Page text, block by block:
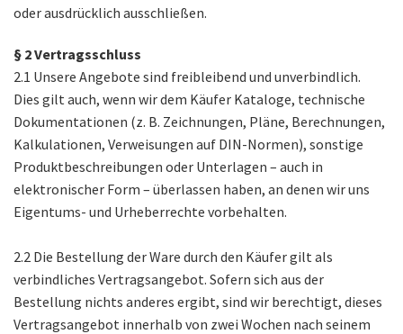
oder ausdrücklich ausschließen.
§ 2 Vertragsschluss
2.1 Unsere Angebote sind freibleibend und unverbindlich.
Dies gilt auch, wenn wir dem Käufer Kataloge, technische
Dokumentationen (z. B. Zeichnungen, Pläne, Berechnungen,
Kalkulationen, Verweisungen auf DIN-Normen), sonstige
Produktbeschreibungen oder Unterlagen – auch in
elektronischer Form – überlassen haben, an denen wir uns
Eigentums- und Urheberrechte vorbehalten.
2.2 Die Bestellung der Ware durch den Käufer gilt als
verbindliches Vertragsangebot. Sofern sich aus der
Bestellung nichts anderes ergibt, sind wir berechtigt, dieses
Vertragsangebot innerhalb von zwei Wochen nach seinem